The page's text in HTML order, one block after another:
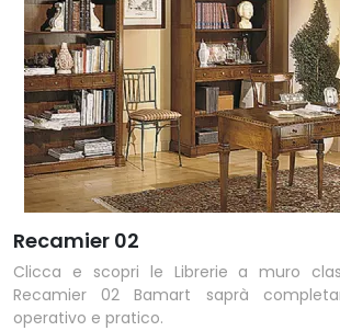
Recamier 02
Clicca e scopri le Librerie a muro
Recamier 02 Bamart saprà
operativo e pratico.